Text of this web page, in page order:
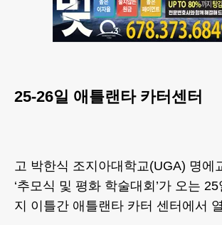
25-26일 애틀랜타 카터센터
고 박한식 조지아대학교(UGA) 명에
‘추모식 및 평화 학술대회’가 오는
지 이틀간 애틀랜타 카터 센터에서